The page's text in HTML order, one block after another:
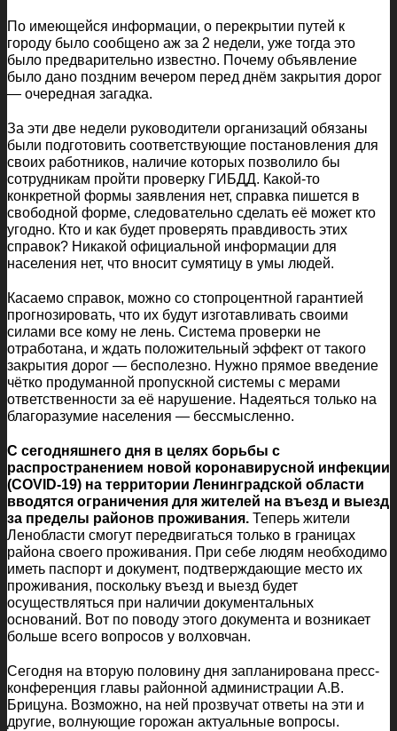
По имеющейся информации, о перекрытии путей к
городу было сообщено аж за 2 недели, уже тогда это
было предварительно известно. Почему объявление
было дано поздним вечером перед днём закрытия дорог
— очередная загадка.
За эти две недели руководители организаций обязаны
были подготовить соответствующие постановления для
своих работников, наличие которых позволило бы
сотрудникам пройти проверку ГИБДД. Какой-то
конкретной формы заявления нет, справка пишется в
свободной форме, следовательно сделать её может кто
угодно. Кто и как будет проверять правдивость этих
справок? Никакой официальной информации для
населения нет, что вносит сумятицу в умы людей.
Касаемо справок, можно со стопроцентной гарантией
прогнозировать, что их будут изготавливать своими
силами все кому не лень. Система проверки не
отработана, и ждать положительный эффект от такого
закрытия дорог — бесполезно. Нужно прямое введение
чётко продуманной пропускной системы с мерами
ответственности за её нарушение. Надеяться только на
благоразумие населения — бессмысленно.
С сегодняшнего дня в целях борьбы с
распространением новой коронавирусной инфекции
(COVID-19) на территории Ленинградской области
вводятся ограничения для жителей на въезд и выезд
за пределы районов проживания. Теперь жители
Ленобласти смогут передвигаться только в границах
района своего проживания. При себе людям необходимо
иметь паспорт и документ, подтверждающие место их
проживания, поскольку въезд и выезд будет
осуществляться при наличии документальных
оснований. Вот по поводу этого документа и возникает
больше всего вопросов у волховчан.
Сегодня на вторую половину дня запланирована пресс-
конференция главы районной администрации А.В.
Брицуна. Возможно, на ней прозвучат ответы на эти и
другие, волнующие горожан актуальные вопросы.